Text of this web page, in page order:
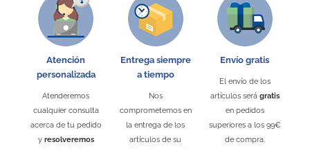
Atención
personalizada
Atenderemos
cualquier consulta
acerca de tu pedido
y resolveremos
Entrega siempre
a tiempo
Nos
comprometemos en
la entrega de los
artículos de su
Envío gratis
El envío de los
artículos será gratis
en pedidos
superiores a los 99€
de compra.